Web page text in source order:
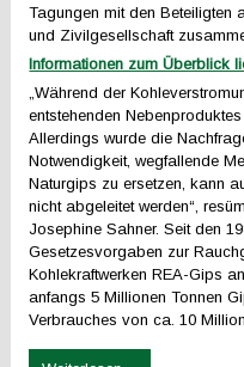
Tagungen mit den Beteiligten
und Zivilgesellschaft
Informationen zum Überblick
„Während der
entstehenden
Allerdings wurde die
Notwendigkeit, wegfallende
Naturgips zu ersetzen, kann
nicht abgeleitet werden“,
Josephine Sahner. Seit den
Gesetzesvorgaben zur
Kohlekraftwerken REA-Gips
anfangs 5 Millionen Tonnen
Verbrauches von ca. 10